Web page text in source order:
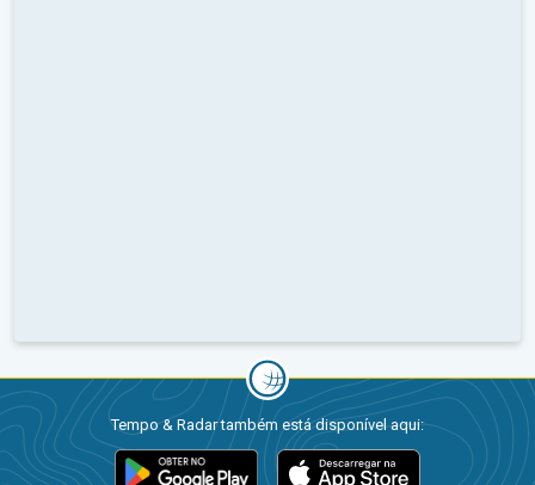
Tempo & Radar também está disponível aqui: